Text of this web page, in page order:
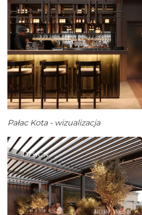
Pałac Kota - wizualizacja